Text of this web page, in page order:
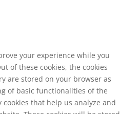
your experience while you
of these cookies, the cookies
are stored on your browser as
of basic functionalities of the
that help us analyze and